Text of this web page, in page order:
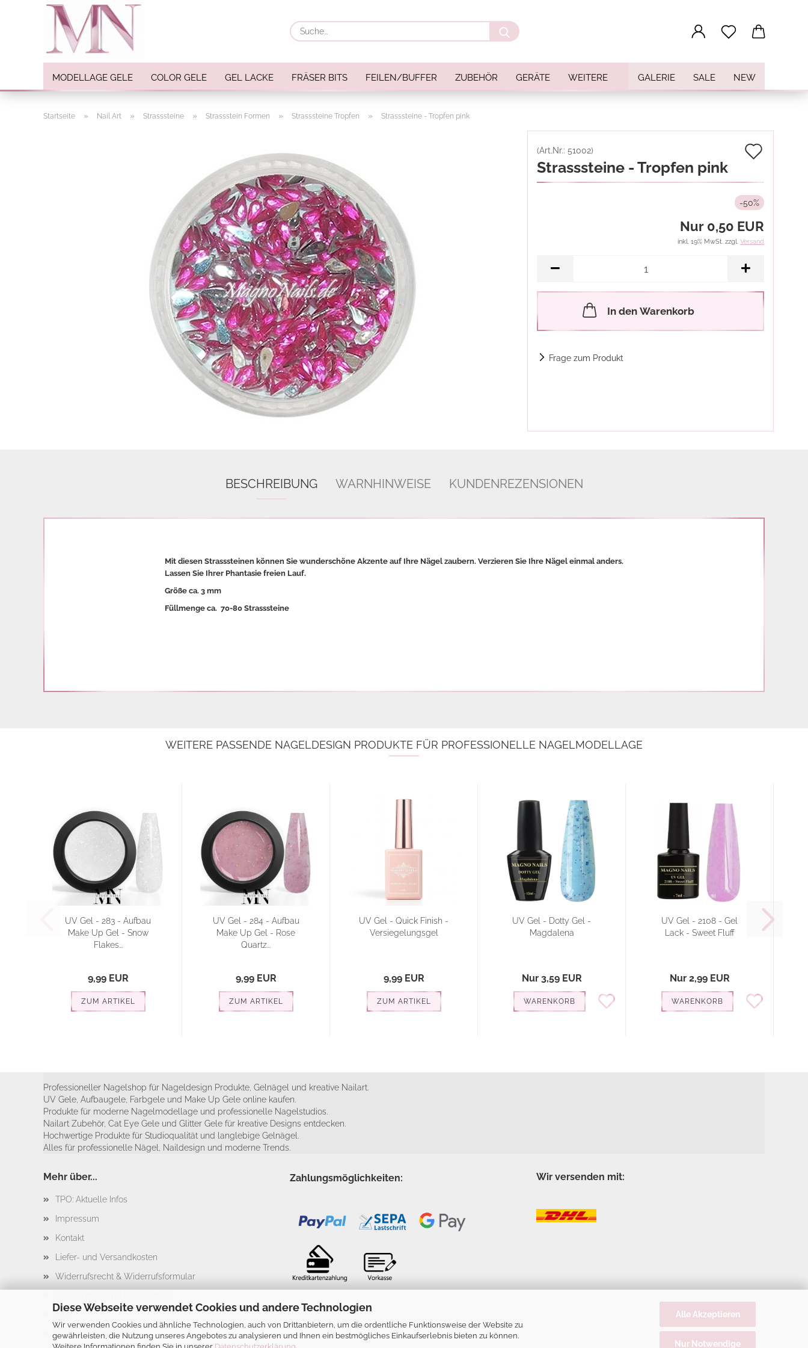
Diese Webseite verwendet Cookies und andere Technologien
Wir verwenden Cookies und ähnliche Technologien, auch von Drittanbietern, um die ordentliche Funktionsweise der Website zu
gewährleisten, die Nutzung unseres Angebotes zu analysieren und Ihnen ein bestmögliches Einkaufserlebnis bieten zu können.
Weitere Informationen finden Sie in unserer Datenschutzerklärung
Alle Akzeptieren
Nur Notwendige
Suche...
MODELLAGE GELE COLOR GELE GEL LACKE FRÄSER BITS FEILEN/BUFFER ZUBEHÖR GERÄTE GALERIE SALE NEW
WEITERE
Nail Art Folien
Nail Stamping
Glitter
INK Colors
Nail Art Sets
Airbrush
3D Nail Formen
Feine Acrylfarbe / Aquarell
Nail Piercing
Startseite » Nail Art » Strasssteine » Strassstein Formen » Strasssteine Tropfen » Strasssteine - Tropfen pink
(Art.Nr.: 51002)
Strasssteine - Tropfen pink
-50%
Nur 0,50 EUR
inkl. 19% MwSt. zzgl. Versand
In den Warenkorb
Frage zum Produkt
BESCHREIBUNG WARNHINWEISE KUNDENREZENSIONEN
Mit diesen Strasssteinen können Sie wunderschöne Akzente auf Ihre Nägel zaubern. Verzieren Sie Ihre Nägel einmal anders.
Lassen Sie Ihrer Phantasie freien Lauf.
Größe ca. 3 mm
Füllmenge ca. 70-80 Strasssteine
WEITERE PASSENDE NAGELDESIGN PRODUKTE FÜR PROFESSIONELLE NAGELMODELLAGE
UV Gel - 283 - Aufbau
Make Up Gel - Snow
Flakes...
9,99 EUR
ZUM ARTIKEL
UV Gel - 284 - Aufbau
Make Up Gel - Rose
Quartz...
9,99 EUR
ZUM ARTIKEL
UV Gel - Quick Finish -
Versiegelungsgel
9,99 EUR
ZUM ARTIKEL
UV Gel - Dotty Gel -
Magdalena
Nur 3,59 EUR
WARENKORB
UV Gel - 2108 - Gel
Lack - Sweet Fluff
Nur 2,99 EUR
WARENKORB
Professioneller Nagelshop für Nageldesign Produkte, Gelnägel und kreative Nailart.
UV Gele, Aufbaugele, Farbgele und Make Up Gele online kaufen.
Produkte für moderne Nagelmodellage und professionelle Nagelstudios.
Nailart Zubehör, Cat Eye Gele und Glitter Gele für kreative Designs entdecken.
Hochwertige Produkte für Studioqualität und langlebige Gelnägel.
Alles für professionelle Nägel, Naildesign und moderne Trends.
Mehr über...
TPO: Aktuelle Infos
Impressum
Kontakt
Liefer- und Versandkosten
Widerrufsrecht & Widerrufsformular
Cookie Einstellungen
Zahlungsmöglichkeiten: Wir versenden mit: